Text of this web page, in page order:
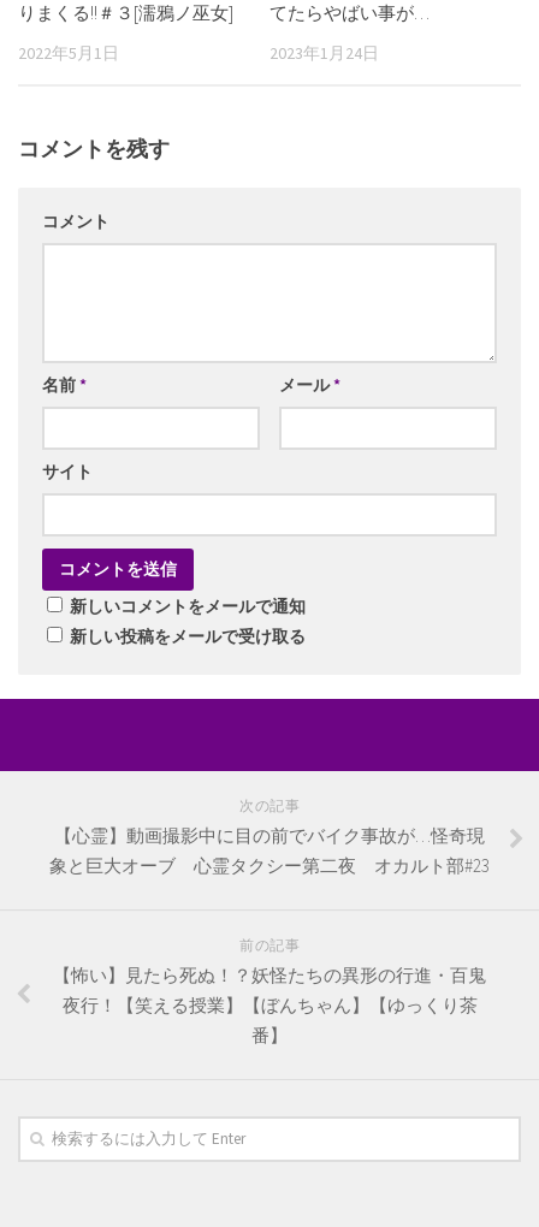
りまくる!!＃３[濡鴉ノ巫女]
2022年5月1日
てたらやばい事が…
2023年1月24日
コメントを残す
コメント
名前* メール*
サイト
新しいコメントをメールで通知
新しい投稿をメールで受け取る
次の記事
【心霊】動画撮影中に目の前でバイク事故が…怪奇現
象と巨大オーブ 心霊タクシー第二夜 オカルト部#23
前の記事
【怖い】見たら死ぬ！？妖怪たちの異形の行進・百鬼
夜行！【笑える授業】【ぼんちゃん】【ゆっくり茶
番】